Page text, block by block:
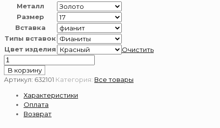
Металл
Размер
Вставка
Типы вставок
Цвет изделия
Очистить
Количество
товара
Золотое
пробы
В корзину
Артикул: 632101 Категория: Все товары
Характеристики
Оплата
Возврат